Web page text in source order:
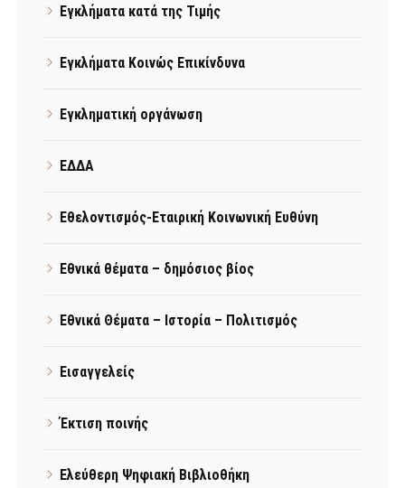
Εγκλήματα κατά της Τιμής
Εγκλήματα Κοινώς Επικίνδυνα
Εγκληματική οργάνωση
ΕΔΔΑ
Εθελοντισμός-Εταιρική Κοινωνική Ευθύνη
Εθνικά θέματα – δημόσιος βίος
Εθνικά Θέματα – Ιστορία – Πολιτισμός
Εισαγγελείς
Έκτιση ποινής
Ελεύθερη Ψηφιακή Βιβλιοθήκη